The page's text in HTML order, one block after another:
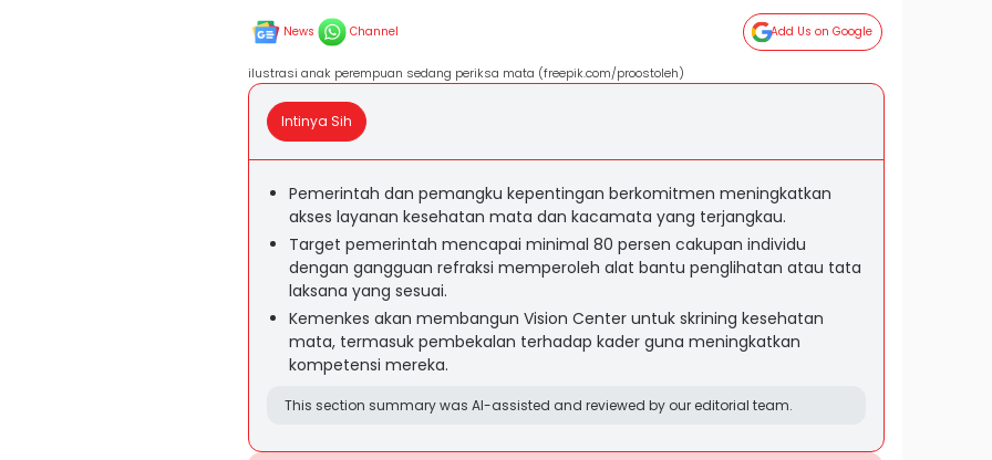
News Channel Add Us on Google
ilustrasi anak perempuan sedang periksa mata (freepik.com/proostoleh)
Intinya Sih
Pemerintah dan pemangku kepentingan berkomitmen meningkatkan
akses layanan kesehatan mata dan kacamata yang terjangkau.
Target pemerintah mencapai minimal 80 persen cakupan individu
dengan gangguan refraksi memperoleh alat bantu penglihatan atau tata
laksana yang sesuai.
Kemenkes akan membangun Vision Center untuk skrining kesehatan
mata, termasuk pembekalan terhadap kader guna meningkatkan
kompetensi mereka.
This section summary was AI-assisted and reviewed by our editorial team.